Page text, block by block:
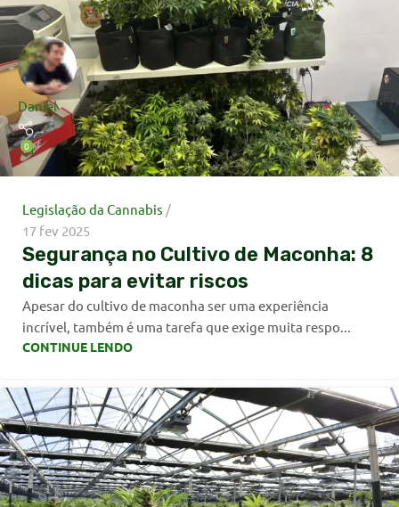
Daniel
0
Legislação da Cannabis
17 fev 2025
Segurança no Cultivo de Maconha: 8
dicas para evitar riscos
Apesar do cultivo de maconha ser uma experiência
incrível, também é uma tarefa que exige muita respo...
CONTINUE LENDO